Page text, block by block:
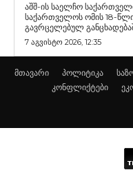
აშშ-ის საელჩო
საქართველოს ომის 18-წლისთავს
გავრცელებულ
7 აგვისტო 2026, 12:35
მთავარი პოლიტიკა
კონფლიქტები